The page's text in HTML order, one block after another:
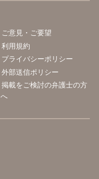
ご意見・ご要望
利用規約
プライバシーポリシー
外部送信ポリシー
掲載をご検討の弁護士の方
へ